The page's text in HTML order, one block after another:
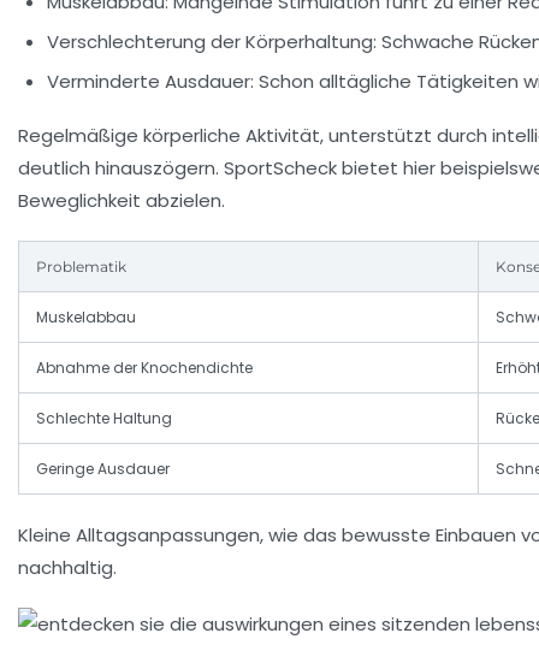
Verschlechterung der Körperhaltung: Schwache
Verminderte Ausdauer: Schon alltägliche Tätigkeiten
Regelmäßige körperliche Aktivität, unterstützt durch
deutlich hinauszögern. SportScheck bietet hier
Beweglichkeit abzielen.
Problematik
Muskelabbau
Abnahme der Knochendichte
Schlechte Haltung
Geringe Ausdauer
Kleine Alltagsanpassungen, wie das bewusste Einbauen
nachhaltig.